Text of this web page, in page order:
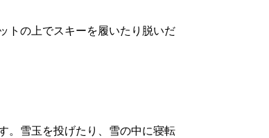
トの上でスキーを履いたり脱いだ
。雪玉を投げたり、雪の中に寝転